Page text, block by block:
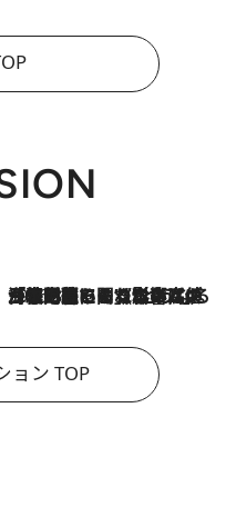
2026.8.3
「住宅建てられない…」「サーチャージ料の高値が続いている」ホルムズ海峡封鎖による影響はいつまで続く？《エネルギー専門家に聞く“どうなる日本の暮らし”》
ョン TOP